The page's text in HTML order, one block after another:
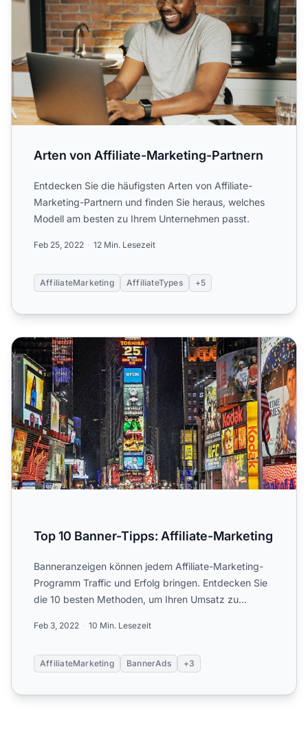
Arten von Affiliate-Marketing-Partnern
Entdecken Sie die häufigsten Arten von Affiliate-
Marketing-Partnern und finden Sie heraus, welches
Modell am besten zu Ihrem Unternehmen passt.
Feb 25, 2022 12 Min. Lesezeit
AffiliateMarketing AffiliateTypes +5
Top 10 Banner-Tipps: Affiliate-Marketing
Top 10 Banner-Tipps: Affiliate-Marketing
Banneranzeigen können jedem Affiliate-Marketing-
Programm Traffic und Erfolg bringen. Entdecken Sie
die 10 besten Methoden, um Ihren Umsatz zu
Feb 3, 2022 10 Min. Lesezeit
AffiliateMarketing BannerAds +3